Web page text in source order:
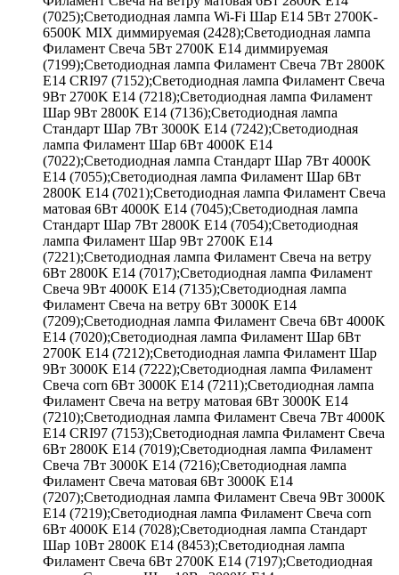
(7025);Светодиодная лампа Wi-Fi Шар E14 5Вт 2700K-
6500K MIX диммируемая (2428);Светодиодная лампа
Филамент Свеча 5Вт 2700K E14 диммируемая
(7199);Светодиодная лампа Филамент Свеча 7Вт 2800K
E14 CRI97 (7152);Светодиодная лампа Филамент Свеча
9Вт 2700K E14 (7218);Светодиодная лампа Филамент
Шар 9Вт 2800K E14 (7136);Светодиодная лампа
Стандарт Шар 7Вт 3000K E14 (7242);Светодиодная
лампа Филамент Шар 6Вт 4000K E14
(7022);Светодиодная лампа Стандарт Шар 7Вт 4000K
E14 (7055);Светодиодная лампа Филамент Шар 6Вт
2800K E14 (7021);Светодиодная лампа Филамент Свеча
матовая 6Вт 4000K E14 (7045);Светодиодная лампа
Стандарт Шар 7Вт 2800K E14 (7054);Светодиодная
лампа Филамент Шар 9Вт 2700K E14
(7221);Светодиодная лампа Филамент Свеча на ветру
6Вт 2800K E14 (7017);Светодиодная лампа Филамент
Свеча 9Вт 4000K E14 (7135);Светодиодная лампа
Филамент Свеча на ветру 6Вт 3000K E14
(7209);Светодиодная лампа Филамент Свеча 6Вт 4000K
E14 (7020);Светодиодная лампа Филамент Шар 6Вт
2700K E14 (7212);Светодиодная лампа Филамент Шар
9Вт 3000K E14 (7222);Светодиодная лампа Филамент
Свеча corn 6Вт 3000K E14 (7211);Светодиодная лампа
Филамент Свеча на ветру матовая 6Вт 3000K E14
(7210);Светодиодная лампа Филамент Свеча 7Вт 4000K
E14 CRI97 (7153);Светодиодная лампа Филамент Свеча
6Вт 2800K E14 (7019);Светодиодная лампа Филамент
Свеча 7Вт 3000K E14 (7216);Светодиодная лампа
Филамент Свеча матовая 6Вт 3000K E14
(7207);Светодиодная лампа Филамент Свеча 9Вт 3000K
E14 (7219);Светодиодная лампа Филамент Свеча corn
6Вт 4000K E14 (7028);Светодиодная лампа Стандарт
Шар 10Вт 2800K E14 (8453);Светодиодная лампа
Филамент Свеча 6Вт 2700K E14 (7197);Светодиодная